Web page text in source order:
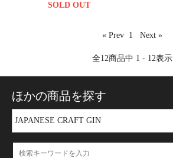
SOLD OUT
« Prev 1 Next »
全12商品中 1 - 12表示
ほかの商品を探す